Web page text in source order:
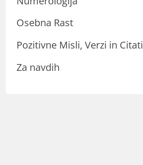
Osebna Rast
Pozitivne Misli, Verzi in Citati
Za navdih